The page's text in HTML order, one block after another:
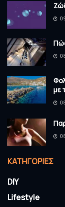
με
KΑΤΗΓΟΡΊΕΣ
DIY
Lifestyle